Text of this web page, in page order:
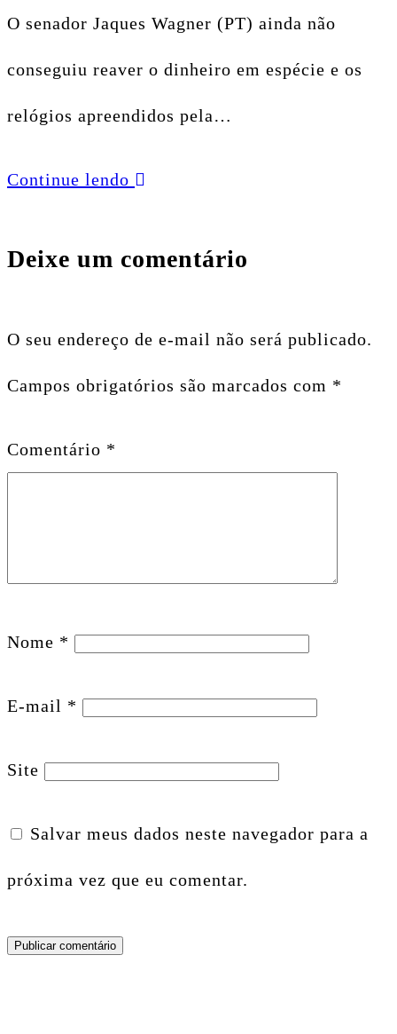
O senador Jaques Wagner (PT) ainda não
conseguiu reaver o dinheiro em espécie e os
relógios apreendidos pela…
Continue lendo
Deixe um comentário
O seu endereço de e-mail não será publicado.
Campos obrigatórios são marcados com *
Comentário *
Nome *
E-mail *
Site
Salvar meus dados neste navegador para a
próxima vez que eu comentar.